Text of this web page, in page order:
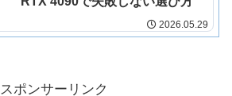
2026.05.29
スポンサーリンク